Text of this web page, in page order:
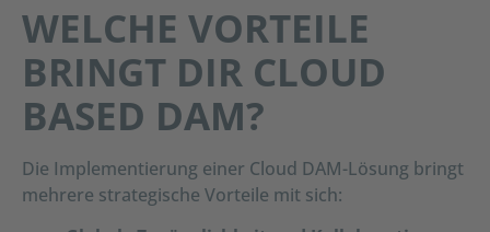
WELCHE VORTEILE
BRINGT DIR CLOUD
BASED DAM?
Die Implementierung einer Cloud DAM-Lösung bringt
mehrere strategische Vorteile mit sich: